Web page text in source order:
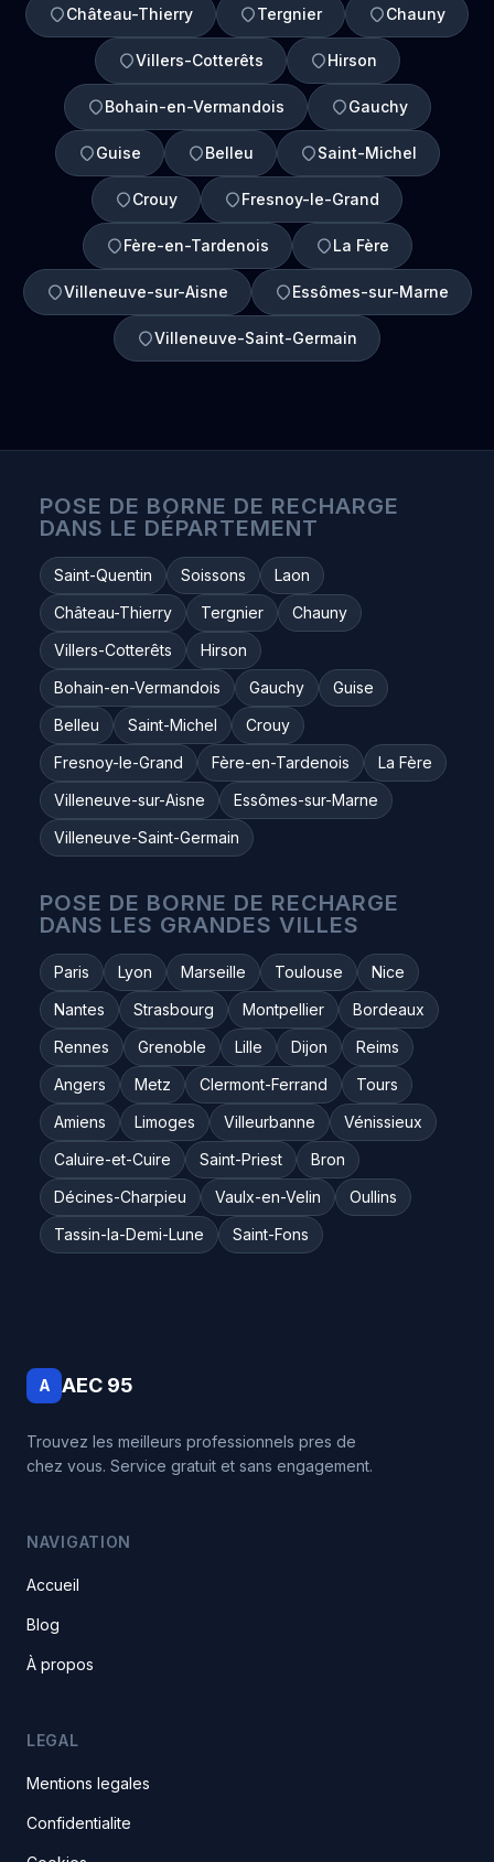
Château-Thierry Tergnier Chauny
Villers-Cotterêts Hirson
Bohain-en-Vermandois Gauchy
Guise Belleu Saint-Michel
Crouy Fresnoy-le-Grand
Fère-en-Tardenois La Fère
Villeneuve-sur-Aisne Essômes-sur-Marne
Villeneuve-Saint-Germain
POSE DE BORNE DE RECHARGE
DANS LE DÉPARTEMENT
Saint-Quentin Soissons
Laon
Château-Thierry
Tergnier
Chauny
Villers-Cotterêts
Hirson
Bohain-en-Vermandois
Gauchy
Guise
Belleu
Saint-Michel
Crouy
Fresnoy-le-Grand
Fère-en-Tardenois
La Fère
Villeneuve-sur-Aisne
Essômes-sur-Marne
Villeneuve-Saint-Germain
POSE DE BORNE DE RECHARGE
DANS LES GRANDES VILLES
Paris Lyon Marseille Toulouse
Nice
Nantes
Strasbourg Montpellier
Bordeaux
Rennes
Grenoble Lille Dijon
Reims
Angers
Metz Clermont-Ferrand
Tours
Amiens
Limoges Villeurbanne
Vénissieux
Caluire-et-Cuire
Saint-Priest
Bron
Décines-Charpieu
Vaulx-en-Velin
Oullins
Tassin-la-Demi-Lune
Saint-Fons
A AEC 95
Trouvez les meilleurs professionnels pres de
chez vous. Service gratuit et sans engagement.
NAVIGATION
Accueil
Blog
À propos
LEGAL
Mentions legales
Confidentialite